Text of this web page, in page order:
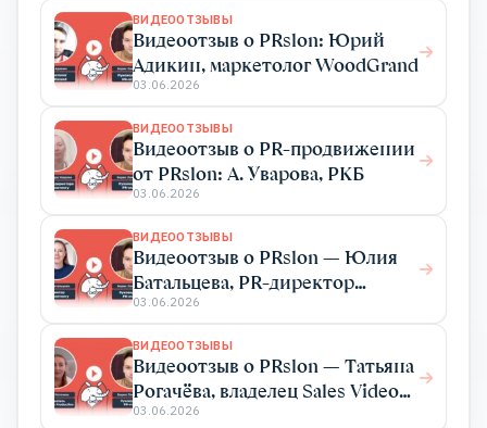
ВИДЕООТЗЫВЫ
Видеоотзыв о PRslon: Юрий
Адикин, маркетолог WoodGrand
03.06.2026
ВИДЕООТЗЫВЫ
Видеоотзыв о PR-продвижении
от PRslon: А. Уварова, РКБ
03.06.2026
ВИДЕООТЗЫВЫ
Видеоотзыв о PRslon — Юлия
Батальцева, PR-директор
Elma365
03.06.2026
ВИДЕООТЗЫВЫ
Видеоотзыв о PRslon — Татьяна
Рогачёва, владелец Sales Video
Production
03.06.2026